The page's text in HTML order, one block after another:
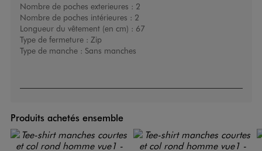
Nombre de poches exterieures : 2
Nombre de poches intérieures : 2
Longueur du vêtement (en cm) : 67
Type de fermeture : Zip
Type de manche : Sans manches
Produits achetés ensemble